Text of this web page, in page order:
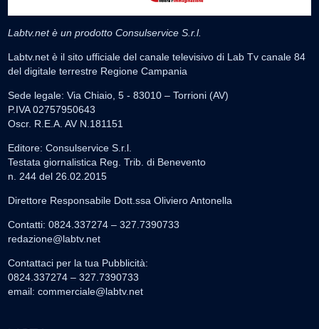
Labtv.net è un prodotto Consulservice S.r.l.
Labtv.net è il sito ufficiale del canale televisivo di Lab Tv canale 84
del digitale terrestre Regione Campania
Sede legale: Via Chiaio, 5 - 83010 – Torrioni (AV)
P.IVA 02757950643
Oscr. R.E.A. AV N.181151
Editore: Consulservice S.r.l.
Testata giornalistica Reg. Trib. di Benevento
n. 244 del 26.02.2015
Direttore Responsabile Dott.ssa Oliviero Antonella
Contatti: 0824.337274 – 327.7390733
redazione@labtv.net
Contattaci per la tua Pubblicità:
0824.337274 – 327.7390733
email: commerciale@labtv.net